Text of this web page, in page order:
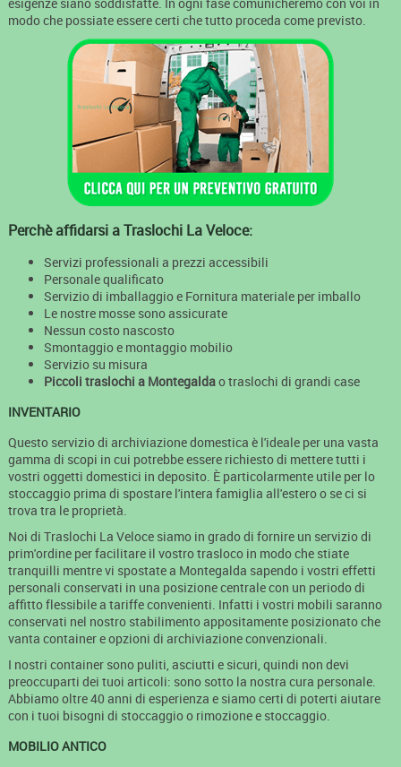
modo che possiate essere certi che tutto proceda come previsto.
Perchè affidarsi a Traslochi La Veloce:
Servizi professionali a prezzi accessibili
Personale qualificato
Servizio di imballaggio e Fornitura materiale per imballo
Le nostre mosse sono assicurate
Nessun costo nascosto
Smontaggio e montaggio mobilio
Servizio su misura
Piccoli traslochi a Montegaldao traslochi di grandi case
INVENTARIO
Questo servizio di archiviazione domestica è l'ideale per una vasta
gamma di scopi in cui potrebbe essere richiesto di mettere tutti i
vostri oggetti domestici in deposito. È particolarmente utile per lo
stoccaggio prima di spostare l'intera famiglia all'estero o se ci si
trova tra le proprietà.
Noi di Traslochi La Veloce siamo in grado di fornire un servizio di
prim'ordine per facilitare il vostro trasloco in modo che stiate
tranquilli mentre vi spostate a Montegalda sapendo i vostri effetti
personali conservati in una posizione centrale con un periodo di
affitto flessibile a tariffe convenienti. Infatti i vostri mobili saranno
conservati nel nostro stabilimento appositamente posizionato che
vanta container e opzioni di archiviazione convenzionali.
I nostri container sono puliti, asciutti e sicuri, quindi non devi
preoccuparti dei tuoi articoli: sono sotto la nostra cura personale.
Abbiamo oltre 40 anni di esperienza e siamo certi di poterti aiutare
con i tuoi bisogni di stoccaggio o rimozione e stoccaggio.
MOBILIO ANTICO